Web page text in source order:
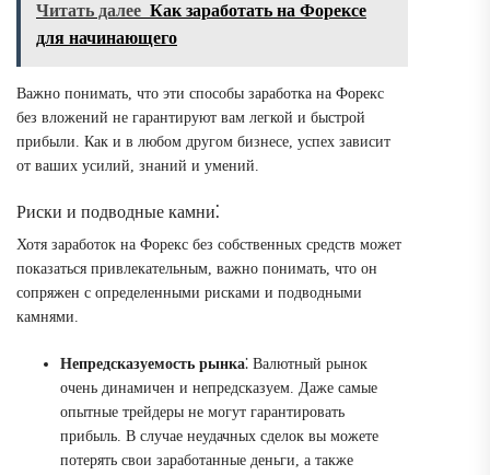
Читать далее Как заработать на Форексе
для начинающего
Важно понимать, что эти способы заработка на Форекс
без вложений не гарантируют вам легкой и быстрой
прибыли. Как и в любом другом бизнесе, успех зависит
от ваших усилий, знаний и умений.
Риски и подводные камни⁚
Хотя заработок на Форекс без собственных средств может
показаться привлекательным, важно понимать, что он
сопряжен с определенными рисками и подводными
камнями.
Непредсказуемость рынка⁚ Валютный рынок
очень динамичен и непредсказуем. Даже самые
опытные трейдеры не могут гарантировать
прибыль. В случае неудачных сделок вы можете
потерять свои заработанные деньги, а также